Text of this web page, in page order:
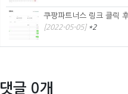
쿠팡파트너스 링크 클릭
[2022-05-05] *2
댓글 0개